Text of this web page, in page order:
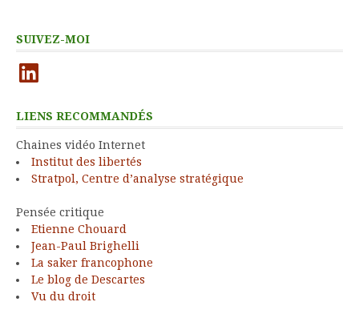
SUIVEZ-MOI
LinkedIn
LIENS RECOMMANDÉS
Chaines vidéo Internet
Institut des libertés
Stratpol, Centre d’analyse stratégique
Pensée critique
Etienne Chouard
Jean-Paul Brighelli
La saker francophone
Le blog de Descartes
Vu du droit